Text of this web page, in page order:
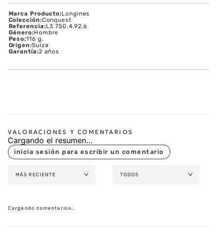
Marca Producto:Longines
Colección:Conquest
Referencia:L3.750.4.92.6
Género:Hombre
Peso:116 g.
Origen:Suiza
Garantía:2 años
Cargando el resumen…
MÁS RECIENTE TODOS
Cargando comentarios…